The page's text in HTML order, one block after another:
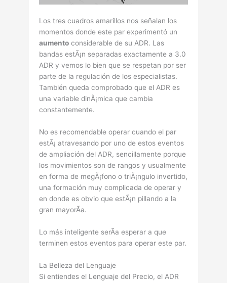
Los tres cuadros amarillos nos señalan los
momentos donde este par experimentó un
aumento considerable de su ADR. Las
bandas estÃ¡n separadas exactamente a 3.0
ADR y vemos lo bien que se respetan por ser
parte de la regulación de los especialistas.
También queda comprobado que el ADR es
una variable dinÃ¡mica que cambia
constantemente.
No es recomendable operar cuando el par
estÃ¡ atravesando por uno de estos eventos
de ampliación del ADR, sencillamente porque
los movimientos son de rangos y usualmente
en forma de megÃ¡fono o triÃ¡ngulo invertido,
una formación muy complicada de operar y
en donde es obvio que estÃ¡n pillando a la
gran mayorÃ­a.
Lo más inteligente serÃ­a esperar a que
terminen estos eventos para operar este par.
La Belleza del Lenguaje
Si entiendes el Lenguaje del Precio, el ADR